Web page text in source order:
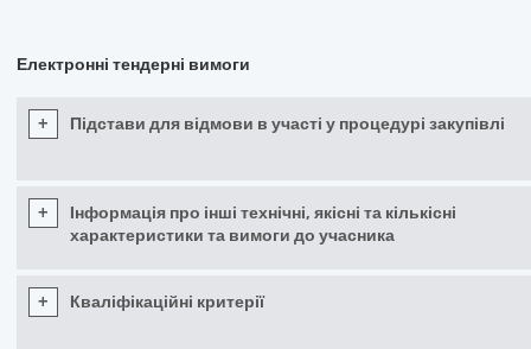
Електронні тендерні вимоги
+ Підстави для відмови в участі у процедурі закупівлі
+
Інформація про інші технічні, якісні та кількісні
характеристики та вимоги до учасника
+ Кваліфікаційні критерії